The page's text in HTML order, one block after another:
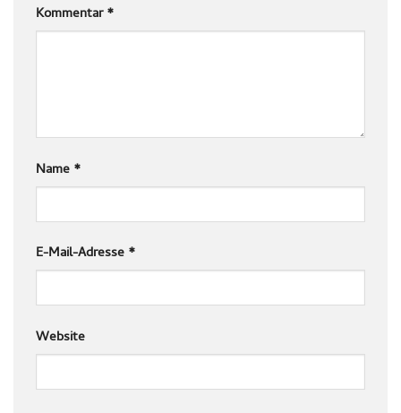
Kommentar*
Name *
E-Mail-Adresse *
Website